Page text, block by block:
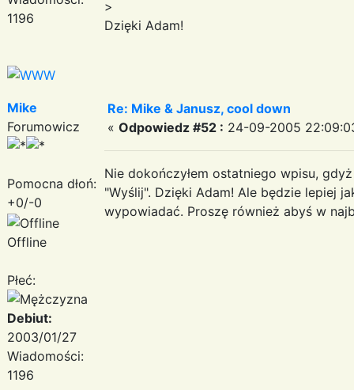
1196
>
Dzięki Adam!
Mike
Forumowicz
Pomocna dłoń:
+0/-0
Offline
Płeć:
Debiut:
2003/01/27
Wiadomości:
1196
Re: Mike & Janusz, cool down
« Odpowiedz #52 : 24-09-2005
Nie dokończyłem ostatniego wpisu,
"Wyślij". Dzięki Adam! Ale będzie lepiej
wypowiadać. Proszę również abyś w